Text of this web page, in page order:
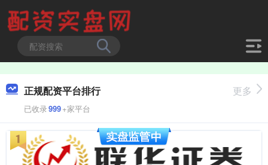
正规配资平台排行
已收录999+家平台
更多